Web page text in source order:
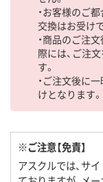
・お客様のご
交換はお受け
・商品のご注
際には、ご注
す。
・ご注文後に
けとなります。
※ご注意【免責】
アスクルでは、サ